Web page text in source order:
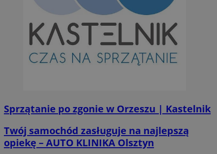
Sprzątanie po zgonie w Orzeszu | Kastelnik
Twój samochód zasługuje na najlepszą
opiekę – AUTO KLINIKA Olsztyn